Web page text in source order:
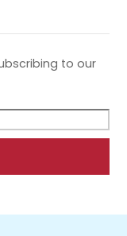
to our